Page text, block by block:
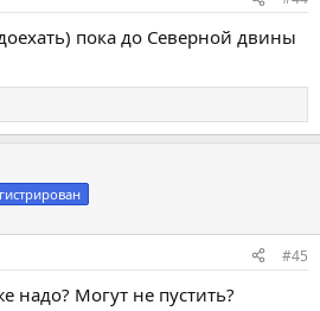
пока до Северной двины
#45
надо? Могут не пустить?